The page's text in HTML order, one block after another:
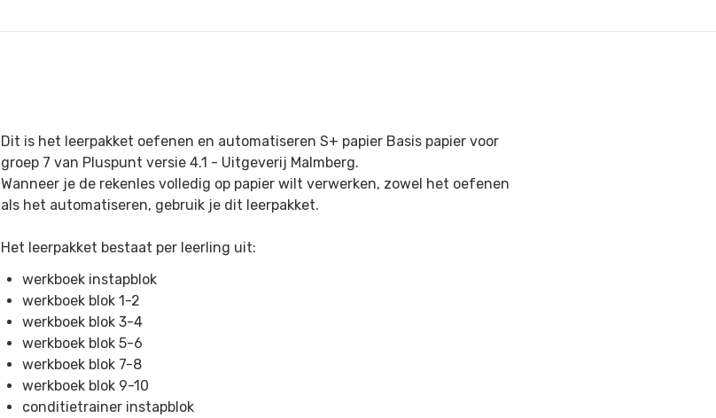
Dit is het leerpakket oefenen en automatiseren S+ papier Basis papier voor
groep 7 van Pluspunt versie 4.1 - Uitgeverij Malmberg.
Wanneer je de rekenles volledig op papier wilt verwerken, zowel het oefenen
als het automatiseren, gebruik je dit leerpakket.
Het leerpakket bestaat per leerling uit:
werkboek instapblok
werkboek blok 1-2
werkboek blok 3-4
werkboek blok 5-6
werkboek blok 7-8
werkboek blok 9-10
conditietrainer instapblok